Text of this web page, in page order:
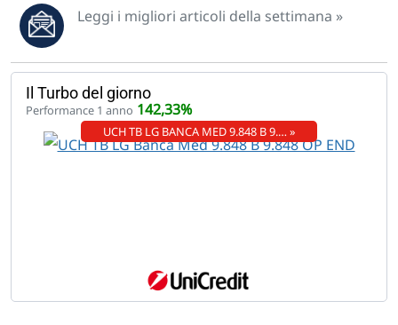
Leggi i migliori articoli della settimana »
Il Turbo del giorno
Performance 1 anno 142,33%
UCH TB LG BANCA MED 9.848 B 9.… »